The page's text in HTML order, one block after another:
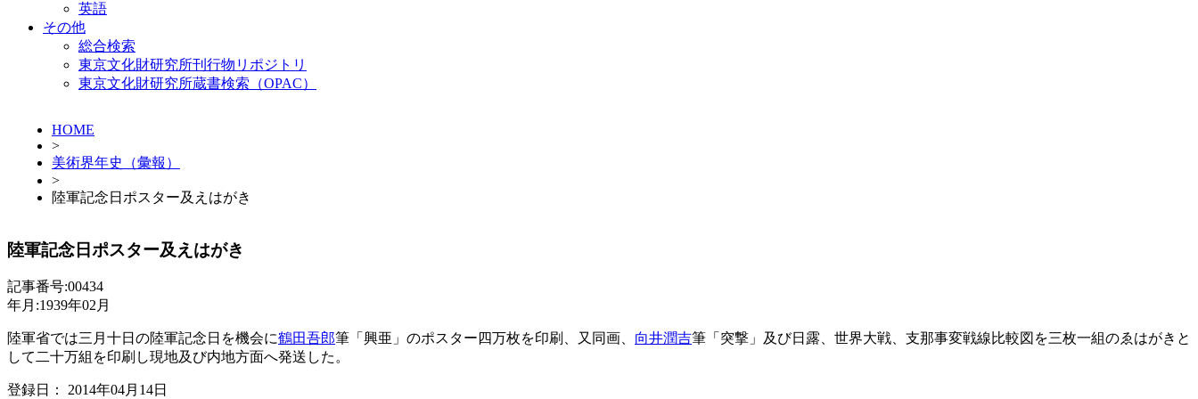
英語
その他
総合検索
東京文化財研究所刊行物リポジトリ
東京文化財研究所蔵書検索（OPAC）
HOME
>
美術界年史（彙報）
>
陸軍記念日ポスター及えはがき
陸軍記念日ポスター及えはがき
記事番号:00434
年月:1939年02月
陸軍省では三月十日の陸軍記念日を機会に鶴田吾郎筆「興亜」のポスター四万枚を印刷、又同画、 向井潤吉筆「突撃」及び日露、世界大戦、支那事変戦線比較図を三枚一組のゑはがきと
して二十万組を印刷し現地及び内地方面へ発送した。
登録日： 2014年04月14日